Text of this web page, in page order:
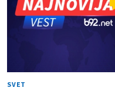
SVET